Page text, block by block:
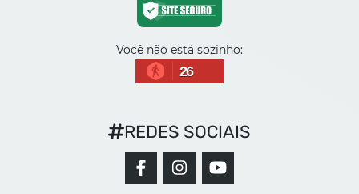
Você não está sozinho:
26
REDES SOCIAIS